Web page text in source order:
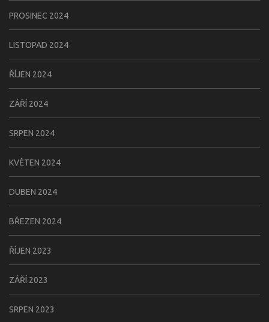
PROSINEC 2024
LISTOPAD 2024
ŘÍJEN 2024
ZÁŘÍ 2024
SRPEN 2024
KVĚTEN 2024
DUBEN 2024
BŘEZEN 2024
ŘÍJEN 2023
ZÁŘÍ 2023
SRPEN 2023